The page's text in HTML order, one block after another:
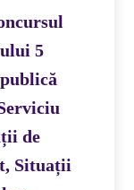
5
de
Situații